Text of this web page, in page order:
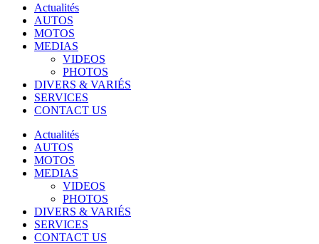
Actualités
AUTOS
MOTOS
MEDIAS
VIDEOS
PHOTOS
DIVERS & VARIÉS
SERVICES
CONTACT US
Actualités
AUTOS
MOTOS
MEDIAS
VIDEOS
PHOTOS
DIVERS & VARIÉS
SERVICES
CONTACT US